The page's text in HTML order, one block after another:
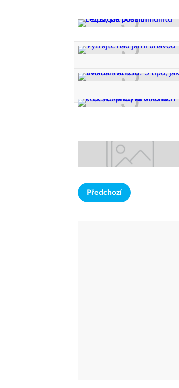
Předchozí